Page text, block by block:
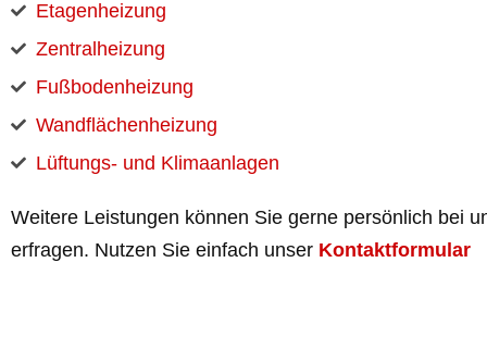
Etagenheizung
Zentralheizung
Fußbodenheizung
Wandflächenheizung
Lüftungs- und Klimaanlagen
Weitere Leistungen können Sie gerne persönlich bei
erfragen. Nutzen Sie einfach unser Kontaktformular